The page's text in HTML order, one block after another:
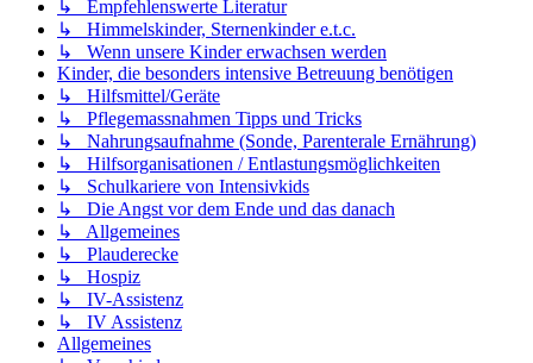
↳ Empfehlenswerte Literatur
↳ Himmelskinder, Sternenkinder e.t.c.
↳ Wenn unsere Kinder erwachsen werden
Kinder, die besonders intensive Betreuung benötigen
↳ Hilfsmittel/Geräte
↳ Pflegemassnahmen Tipps und Tricks
↳ Nahrungsaufnahme (Sonde, Parenterale Ernährung)
↳ Hilfsorganisationen / Entlastungsmöglichkeiten
↳ Schulkariere von Intensivkids
↳ Die Angst vor dem Ende und das danach
↳ Allgemeines
↳ Plauderecke
↳ Hospiz
↳ IV-Assistenz
↳ IV Assistenz
Allgemeines